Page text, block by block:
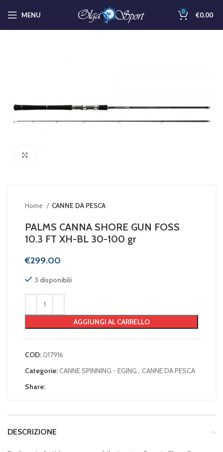
MENU 0 €0.00
Home CANNE DA PESCA
PALMS CANNA SHORE GUN FOSS
10.3 FT XH-BL 30-100 gr
€
3 disponibili
AGGIUNGI AL CARRELLO
COD:017916
Categorie:CANNE SPINNING - EGING, CANNE DA PESCA
Share:
DESCRIZIONE